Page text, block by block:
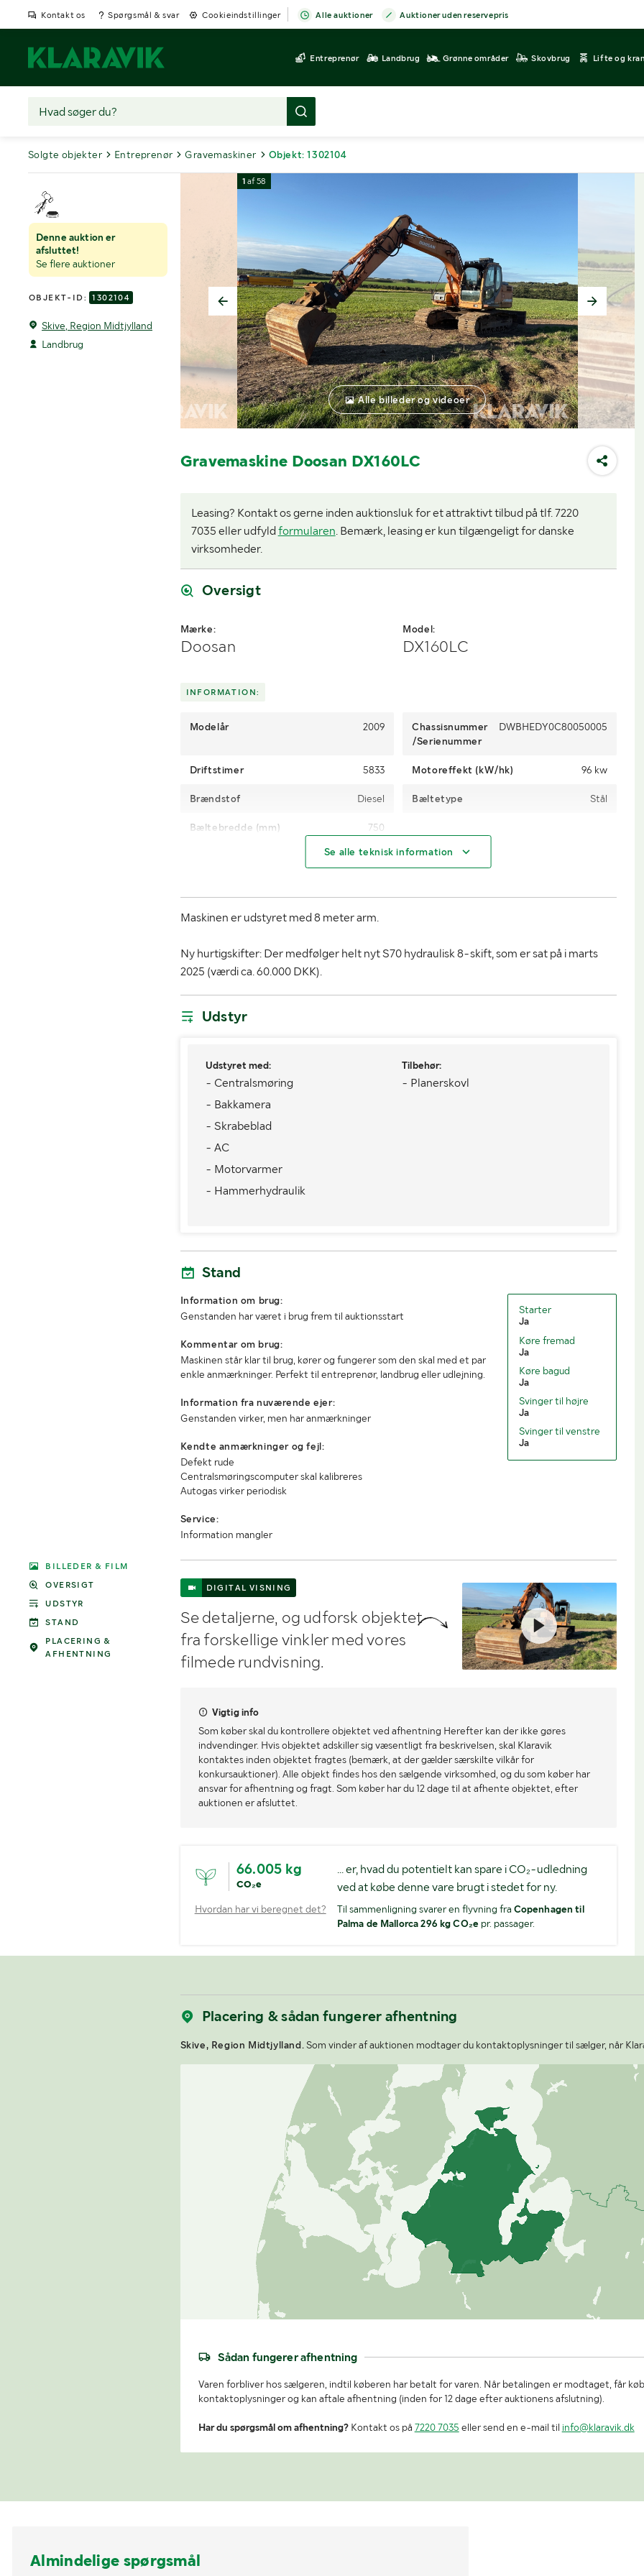
Kontakt os Spørgsmål & svar Cookieindstillinger Alle auktioner Auktioner uden reservepris
Entreprenør Landbrug Grønne områder Skovbrug Lifte og
Solgte objekter Entreprenør Gravemaskiner Objekt: 1302104
Denne auktion er
afsluttet!
Se flere auktioner
OBJEKT-ID: 1302104
Skive, Region Midtjylland
Landbrug
BILLEDER & FILM
OVERSIGT
UDSTYR
STAND
PLACERING &
AFHENTNING
1 af58
Alle billeder og videoer
Gravemaskine Doosan DX160LC
Leasing? Kontakt os gerne inden auktionsluk for et attraktivt tilbud på tlf. 7220
7035 eller udfyld formularen. Bemærk, leasing er kun tilgængeligt for danske
virksomheder.
Oversigt
Mærke:
Doosan
Model:
DX160LC
INFORMATION:
Modelår 2009
Chassisnummer
/Serienummer
DWBHEDY0C80050005
Driftstimer 5833 Motoreffekt (kW/hk) 96 kw
Brændstof Diesel Bæltetype Stål
Bæltebredde (mm) 750
Vægt (kg) 15350 Længde (mm) 8200
Øvrige mål Transport længde 8,20
Se alle teknisk information
Maskinen er udstyret med 8 meter arm.
Ny hurtigskifter: Der medfølger helt nyt S70 hydraulisk 8-skift, som er sat på i marts
2025 (værdi ca. 60.000 DKK).
Udstyr
Udstyret med:
- Centralsmøring
- Bakkamera
- Skrabeblad
- AC
- Motorvarmer
- Hammerhydraulik
Tilbehør:
- Planerskovl
Stand
Information om brug:
Genstanden har været i brug frem til auktionsstart
Kommentar om brug:
Maskinen står klar til brug, kører og fungerer som den skal med et par
enkle anmærkninger. Perfekt til entreprenør, landbrug eller udlejning.
Information fra nuværende ejer:
Genstanden virker, men har anmærkninger
Kendte anmærkninger og fejl:
Defekt rude
Centralsmøringscomputer skal kalibreres
Autogas virker periodisk
Service:
Information mangler
Starter
Ja
Køre fremad
Ja
Køre bagud
Ja
Svinger til højre
Ja
Svinger til venstre
Ja
DIGITAL VISNING
Se detaljerne, og udforsk objektet
fra forskellige vinkler med vores
filmede rundvisning.
Vigtig info
Som køber skal du kontrollere objektet ved afhentning Herefter kan der ikke gøres
indvendinger. Hvis objektet adskiller sig væsentligt fra beskrivelsen, skal Klaravik
kontaktes inden objektet fragtes (bemærk, at der gælder særskilte vilkår for
konkursauktioner). Alle objekt findes hos den sælgende virksomhed, og du som køber har
ansvar for afhentning og fragt. Som køber har du 12 dage til at afhente objektet, efter
auktionen er afsluttet.
66.005 kg
CO₂e
Hvordan har vi beregnet det?
... er, hvad du potentielt kan spare i CO₂-udledning
ved at købe denne vare brugt i stedet for ny.
Til sammenligning svarer en flyvning fra Copenhagen til
Palma de Mallorca 296 kg CO₂e pr. passager.
Placering & sådan fungerer afhentning
Skive, Region Midtjylland.Som vinder af auktionen modtager du kontaktoplysninger til sælger, når
Sådan fungerer afhentning
Varen forbliver hos sælgeren, indtil køberen har betalt for varen. Når betalingen er modtaget, får
kontaktoplysninger og kan aftale afhentning (inden for 12 dage efter auktionens afslutning).
Har du spørgsmål om afhentning?Kontakt os på 7220 7035 eller send en e-mail til info@klaravik.dk
Almindelige spørgsmål